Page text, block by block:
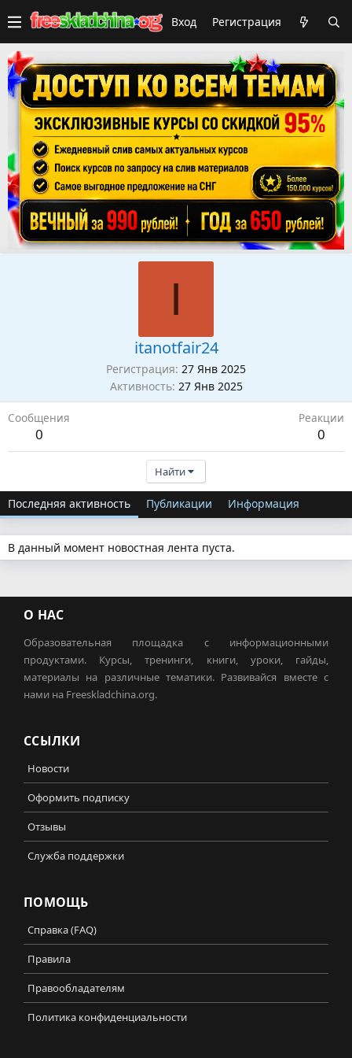
Вход Регистрация
I
itanotfair24
Регистрация 27 Янв 2025
Активность 27 Янв 2025
Сообщения
0
Реакции
0
Найти
Последняя активность Публикации Информация
В данный момент новостная лента пуста.
О НАС
Образовательная площадка с информационными
продуктами. Курсы, тренинги, книги, уроки, гайды,
материалы на различные тематики. Развивайся вместе с
нами на Freeskladchina.org.
ССЫЛКИ
Новости
Оформить подписку
Отзывы
Служба поддержки
ПОМОЩЬ
Справка (FAQ)
Правила
Правообладателям
Политика конфиденциальности